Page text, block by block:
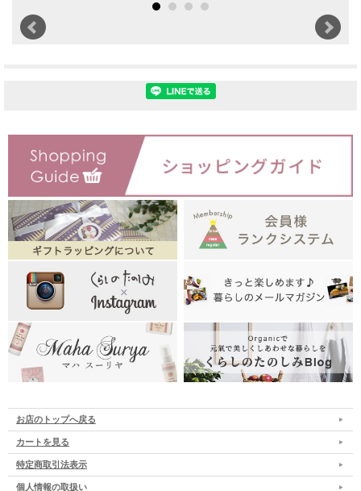
お店のトップへ戻る
カートを見る
特定商取引法表示
個人情報の取扱い